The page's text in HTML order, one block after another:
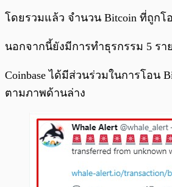
โดยรวมแล้ว จำนวน Bitcoin ที่ถูกโ
นอกจากนี้ยังมีการทำธุรกรรม 5 รา
Coinbase ได้มีส่วนร่วมในการโอน
ตามภาพด้านล่าง